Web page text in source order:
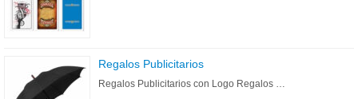
Regalos Publicitarios
Regalos Publicitarios con Logo Regalos …